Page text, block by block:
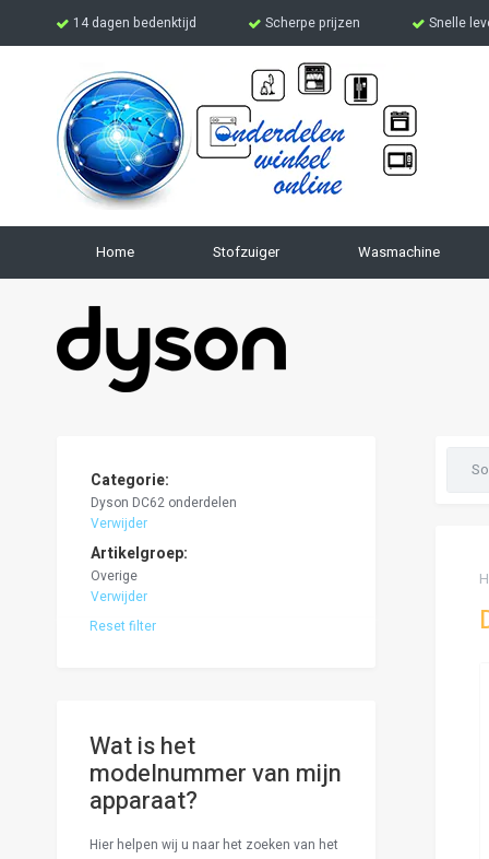
Ga
inhoud
14 dagen bedenktijd Scherpe prijzen Snelle
Home Stofzuiger Wasmachine
Categorie
Dyson DC62 onderdelen
Verwijder
Artikelgroep
Overige
Verwijder
Reset filter
Wat is het
modelnummer van mijn
apparaat?
Hier helpen wij u naar het zoeken van het